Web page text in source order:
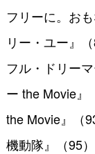
フリーに。お
リー・ユー』
フル・ドリー
ー the Movie』
the Movie』（
機動隊』（95